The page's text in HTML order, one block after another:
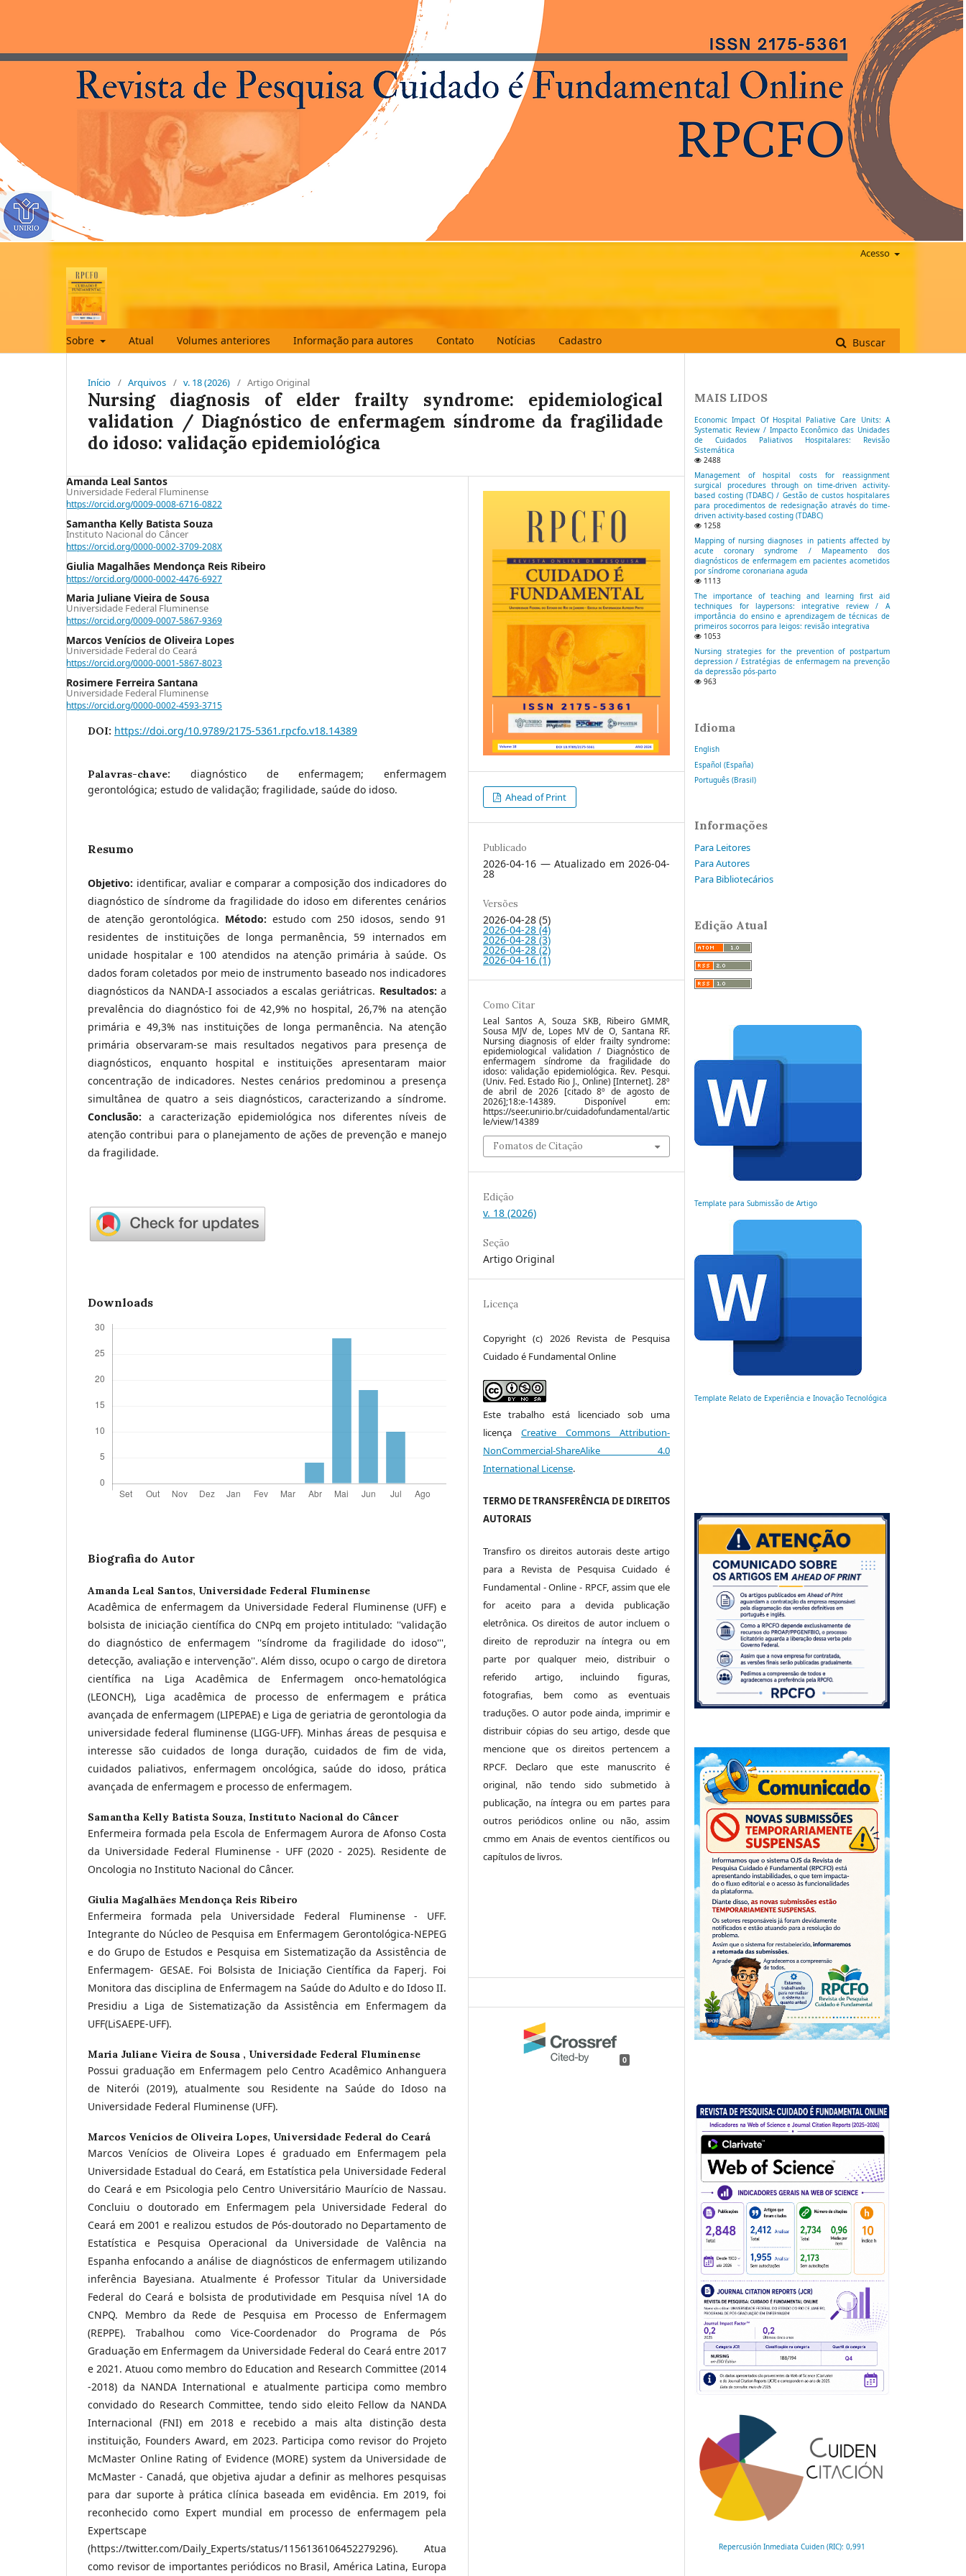
Sobre Atual Volumes anteriores Informação para autores Contato Notícias Cadastro Buscar
Acesso
Início / Arquivos / v. 18 (2026) / Artigo Original
Nursing diagnosis of elder frailty syndrome: epidemiological
validation / Diagnóstico de enfermagem síndrome da fragilidade
do idoso: validação epidemiológica
Amanda Leal Santos
Universidade Federal Fluminense
https://orcid.org/0009-0008-6716-0822
Samantha Kelly Batista Souza
Instituto Nacional do Câncer
https://orcid.org/0000-0002-3709-208X
Giulia Magalhães Mendonça Reis Ribeiro
https://orcid.org/0000-0002-4476-6927
Maria Juliane Vieira de Sousa
Universidade Federal Fluminense
https://orcid.org/0009-0007-5867-9369
Marcos Venícios de Oliveira Lopes
Universidade Federal do Ceará
https://orcid.org/0000-0001-5867-8023
Rosimere Ferreira Santana
Universidade Federal Fluminense
https://orcid.org/0000-0002-4593-3715
DOI: https://doi.org/10.9789/2175-5361.rpcfo.v18.14389
Palavras-chave: diagnóstico de enfermagem; enfermagem
gerontológica; estudo de validação; fragilidade, saúde do idoso.
Resumo
Objetivo: identificar, avaliar e comparar a composição dos indicadores do
diagnóstico de síndrome da fragilidade do idoso em diferentes cenários
de atenção gerontológica. Método: estudo com 250 idosos, sendo 91
residentes de instituições de longa permanência, 59 internados em
unidade hospitalar e 100 atendidos na atenção primária à saúde. Os
dados foram coletados por meio de instrumento baseado nos indicadores
diagnósticos da NANDA-I associados a escalas geriátricas. Resultados: a
prevalência do diagnóstico foi de 42,9% no hospital, 26,7% na atenção
primária e 49,3% nas instituições de longa permanência. Na atenção
primária observaram-se mais resultados negativos para presença de
diagnósticos, enquanto hospital e instituições apresentaram maior
concentração de indicadores. Nestes cenários predominou a presença
simultânea de quatro a seis diagnósticos, caracterizando a síndrome.
Conclusão: a caracterização epidemiológica nos diferentes níveis de
atenção contribui para o planejamento de ações de prevenção e manejo
da fragilidade.
Downloads
Biografia do Autor
Amanda Leal Santos, Universidade Federal Fluminense
Acadêmica de enfermagem da Universidade Federal Fluminense (UFF) e
bolsista de iniciação científica do CNPq em projeto intitulado: ''validação
do diagnóstico de enfermagem ''síndrome da fragilidade do idoso''',
detecção, avaliação e intervenção''. Além disso, ocupo o cargo de diretora
científica na Liga Acadêmica de Enfermagem onco-hematológica
(LEONCH), Liga acadêmica de processo de enfermagem e prática
avançada de enfermagem (LIPEPAE) e Liga de geriatria de gerontologia da
universidade federal fluminense (LIGG-UFF). Minhas áreas de pesquisa e
interesse são cuidados de longa duração, cuidados de fim de vida,
cuidados paliativos, enfermagem oncológica, saúde do idoso, prática
avançada de enfermagem e processo de enfermagem.
Samantha Kelly Batista Souza, Instituto Nacional do Câncer
Enfermeira formada pela Escola de Enfermagem Aurora de Afonso Costa
da Universidade Federal Fluminense - UFF (2020 - 2025). Residente de
Oncologia no Instituto Nacional do Câncer.
Giulia Magalhães Mendonça Reis Ribeiro
Enfermeira formada pela Universidade Federal Fluminense - UFF.
Integrante do Núcleo de Pesquisa em Enfermagem Gerontológica-NEPEG
e do Grupo de Estudos e Pesquisa em Sistematização da Assistência de
Enfermagem- GESAE. Foi Bolsista de Iniciação Científica da Faperj. Foi
Monitora das disciplina de Enfermagem na Saúde do Adulto e do Idoso II.
Presidiu a Liga de Sistematização da Assistência em Enfermagem da
UFF(LiSAEPE-UFF).
Maria Juliane Vieira de Sousa , Universidade Federal Fluminense
Possui graduação em Enfermagem pelo Centro Acadêmico Anhanguera
de Niterói (2019), atualmente sou Residente na Saúde do Idoso na
Universidade Federal Fluminense (UFF).
Marcos Venícios de Oliveira Lopes, Universidade Federal do Ceará
Marcos Venícios de Oliveira Lopes é graduado em Enfermagem pela
Universidade Estadual do Ceará, em Estatística pela Universidade Federal
do Ceará e em Psicologia pelo Centro Universitário Maurício de Nassau.
Concluiu o doutorado em Enfermagem pela Universidade Federal do
Ceará em 2001 e realizou estudos de Pós-doutorado no Departamento de
Estatística e Pesquisa Operacional da Universidade de Valência na
Espanha enfocando a análise de diagnósticos de enfermagem utilizando
inferência Bayesiana. Atualmente é Professor Titular da Universidade
Federal do Ceará e bolsista de produtividade em Pesquisa nível 1A do
CNPQ. Membro da Rede de Pesquisa em Processo de Enfermagem
(REPPE). Trabalhou como Vice-Coordenador do Programa de Pós
Graduação em Enfermagem da Universidade Federal do Ceará entre 2017
e 2021. Atuou como membro do Education and Research Committee (2014
-2018) da NANDA International e atualmente participa como membro
convidado do Research Committee, tendo sido eleito Fellow da NANDA
Internacional (FNI) em 2018 e recebido a mais alta distinção desta
instituição, Founders Award, em 2023. Participa como revisor do Projeto
McMaster Online Rating of Evidence (MORE) system da Universidade de
McMaster - Canadá, que objetiva ajudar a definir as melhores pesquisas
para dar suporte à prática clínica baseada em evidência. Em 2019, foi
reconhecido como Expert mundial em processo de enfermagem pela
Expertscape
(https://twitter.com/Daily_Experts/status/1156136106452279296). Atua
como revisor de importantes periódicos no Brasil, América Latina, Europa
Ahead of Print
Publicado
2026-04-16 — Atualizado em 2026-04-
28
Versões
2026-04-28 (5)
2026-04-28 (4)
2026-04-28 (3)
2026-04-28 (2)
2026-04-16 (1)
Como Citar
Leal Santos A, Souza SKB, Ribeiro GMMR,
Sousa MJV de, Lopes MV de O, Santana RF.
Nursing diagnosis of elder frailty syndrome:
epidemiological validation / Diagnóstico de
enfermagem síndrome da fragilidade do
idoso: validação epidemiológica. Rev. Pesqui.
(Univ. Fed. Estado Rio J., Online) [Internet]. 28º
de abril de 2026 [citado 8º de agosto de
2026];18:e-14389. Disponível em:
https://seer.unirio.br/cuidadofundamental/artic
le/view/14389
Fomatos de Citação
Edição
v. 18 (2026)
Seção
Artigo Original
Licença
Copyright (c) 2026 Revista de Pesquisa
Cuidado é Fundamental Online
Este trabalho está licenciado sob uma
licença Creative Commons Attribution-
NonCommercial-ShareAlike 4.0
International License.
TERMO DE TRANSFERÊNCIA DE DIREITOS
AUTORAIS
Transfiro os direitos autorais deste artigo
para a Revista de Pesquisa Cuidado é
Fundamental - Online - RPCF, assim que ele
for aceito para a devida publicação
eletrônica. Os direitos de autor incluem o
direito de reproduzir na íntegra ou em
parte por qualquer meio, distribuir o
referido artigo, incluindo figuras,
fotografias, bem como as eventuais
traduções. O autor pode ainda, imprimir e
distribuir cópias do seu artigo, desde que
mencione que os direitos pertencem a
RPCF. Declaro que este manuscrito é
original, não tendo sido submetido à
publicação, na íntegra ou em partes para
outros periódicos online ou não, assim
cmmo em Anais de eventos científicos ou
capítulos de livros.
0
MAIS LIDOS
Economic Impact Of Hospital Paliative Care Units: A
Systematic Review / Impacto Econômico das Unidades
de Cuidados Paliativos Hospitalares: Revisão
Sistemática
2488
Management of hospital costs for reassignment
surgical procedures through on time-driven activity-
based costing (TDABC) / Gestão de custos hospitalares
para procedimentos de redesignação através do time-
driven activity-based costing (TDABC)
1258
Mapping of nursing diagnoses in patients affected by
acute coronary syndrome / Mapeamento dos
diagnósticos de enfermagem em pacientes acometidos
por síndrome coronariana aguda
1113
The importance of teaching and learning first aid
techniques for laypersons: integrative review / A
importância do ensino e aprendizagem de técnicas de
primeiros socorros para leigos: revisão integrativa
1053
Nursing strategies for the prevention of postpartum
depression / Estratégias de enfermagem na prevenção
da depressão pós-parto
963
Idioma
English
Español (España)
Português (Brasil)
Informações
Para Leitores
Para Autores
Para Bibliotecários
Edição Atual
Template para Submissão de Artigo
Template Relato de Experiência e Inovação Tecnológica
Repercusión Inmediata Cuiden (RIC): 0,991